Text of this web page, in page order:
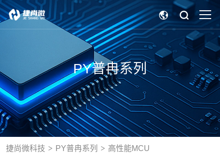
PY普冉系列
捷尚微科技 PY普冉系列 高性能MCU